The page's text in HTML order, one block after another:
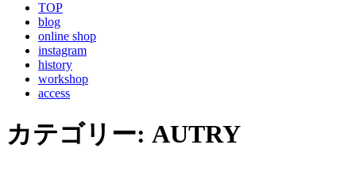
TOP
blog
online shop
instagram
history
workshop
access
カテゴリー: AUTRY